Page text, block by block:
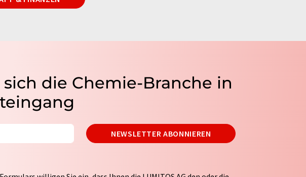
sich die Chemie-Branche in
NEWSLETTER ABONNIEREN